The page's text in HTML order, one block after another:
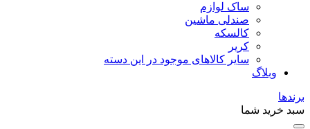
ساک لوازم
صندلی ماشین
کالسکه
کریر
سایر کالاهای موجود در این دسته
وبلاگ
برندها
سبد خرید شما